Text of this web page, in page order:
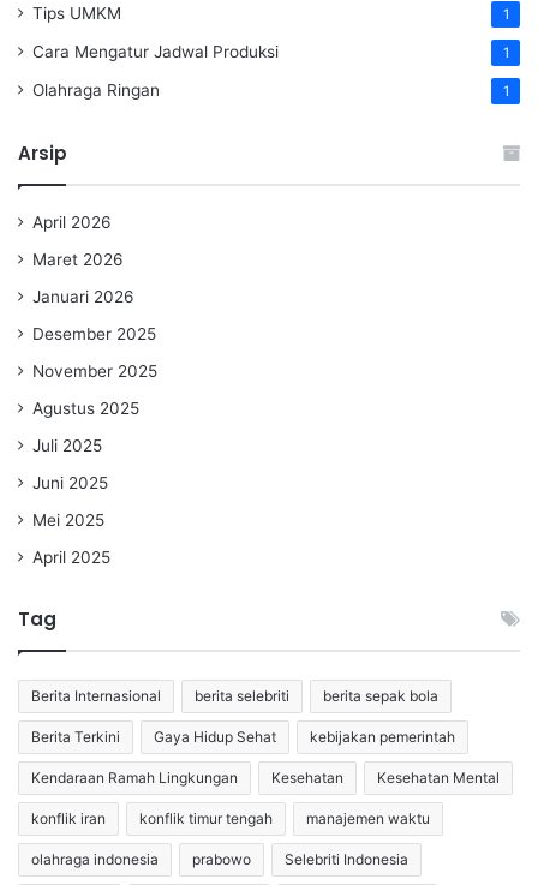
Tips UMKM 1
Cara Mengatur Jadwal Produksi 1
Olahraga Ringan 1
Arsip
April 2026
Maret 2026
Januari 2026
Desember 2025
November 2025
Agustus 2025
Juli 2025
Juni 2025
Mei 2025
April 2025
Tag
Berita Internasional berita selebriti berita sepak bola
Berita Terkini Gaya Hidup Sehat kebijakan pemerintah
Kendaraan Ramah Lingkungan Kesehatan Kesehatan Mental
konflik iran konflik timur tengah manajemen waktu
olahraga indonesia prabowo Selebriti Indonesia